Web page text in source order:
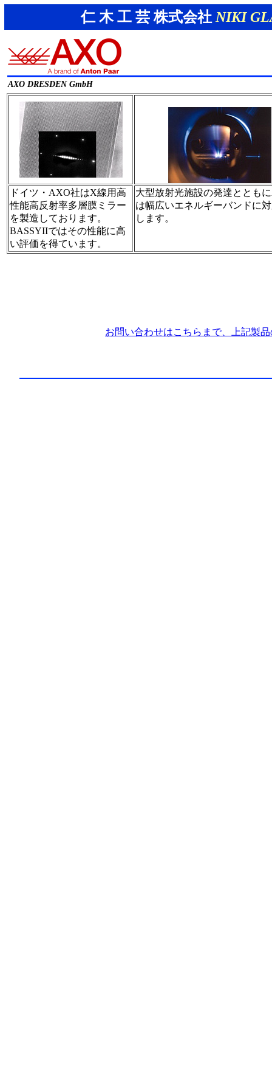
お問い合わせはこちらまで、上記製
AXO DRESDEN GmbH
仁 木 工 芸 株式会社 NIKI
ドイツ・AXO社はX線用高
性能高反射率多層膜ミラー
を製造しております。
BASSYIIではその性能に高
い評価を得ています。
大型放射光施設の発達ととも
は幅広いエネルギーバンドに
します。